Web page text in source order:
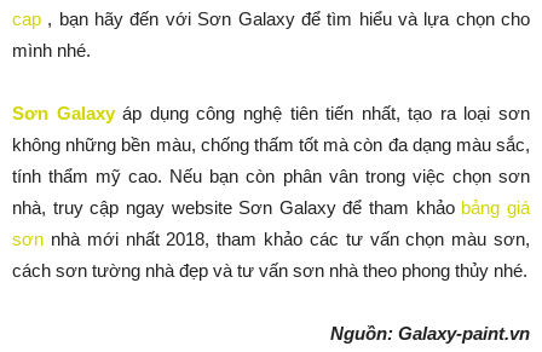
cap , bạn hãy đến với Sơn Galaxy để tìm hiểu và lựa chọn cho
mình nhé.
Sơn Galaxyáp dụng công nghệ tiên tiến nhất, tạo ra loại sơn
không những bền màu, chống thấm tốt mà còn đa dạng màu sắc,
tính thẩm mỹ cao. Nếu bạn còn phân vân trong việc chọn sơn
nhà, truy cập ngay website Sơn Galaxy để tham khảo bảng giá
sơn nhà mới nhất 2018, tham khảo các tư vấn chọn màu sơn,
cách sơn tường nhà đẹp và tư vấn sơn nhà theo phong thủy nhé.
Nguồn: Galaxy-paint.vn